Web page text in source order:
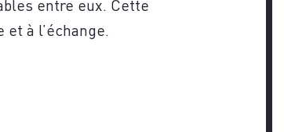
entre eux. Cette
à l’échange.